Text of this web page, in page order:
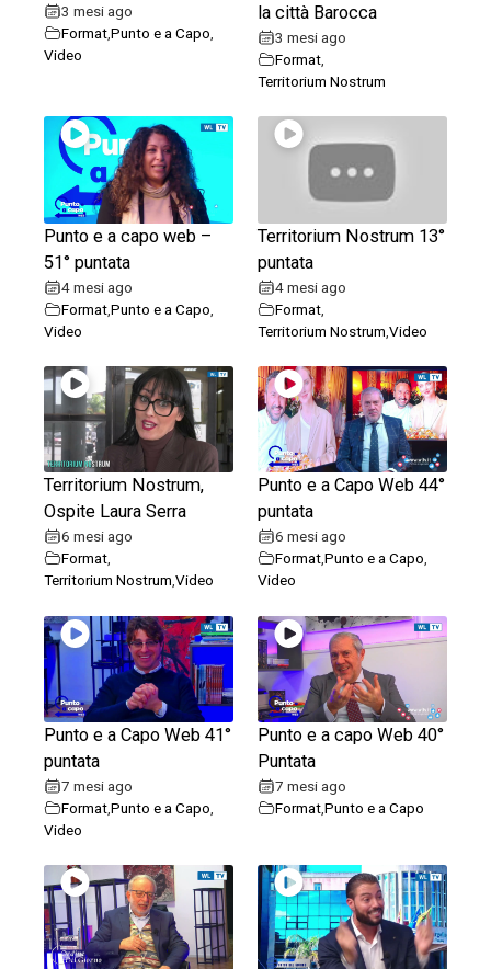
3 mesi ago
FormatPunto e a Capo
Video
la città Barocca
3 mesi ago
Format
Territorium Nostrum
Punto e a capo web –
51° puntata
4 mesi ago
FormatPunto e a Capo
Video
Territorium Nostrum 13°
puntata
4 mesi ago
Format
Territorium Nostrum ,Video
Territorium Nostrum,
Ospite Laura Serra
6 mesi ago
Format
Territorium Nostrum Video
Punto e a Capo Web 44°
puntata
6 mesi ago
Format,Punto e a Capo
Video
Punto e a Capo Web 41°
puntata
7 mesi ago
FormatPunto e a Capo
Video
Punto e a capo Web 40°
Puntata
7 mesi ago
Format,Punto e a Capo